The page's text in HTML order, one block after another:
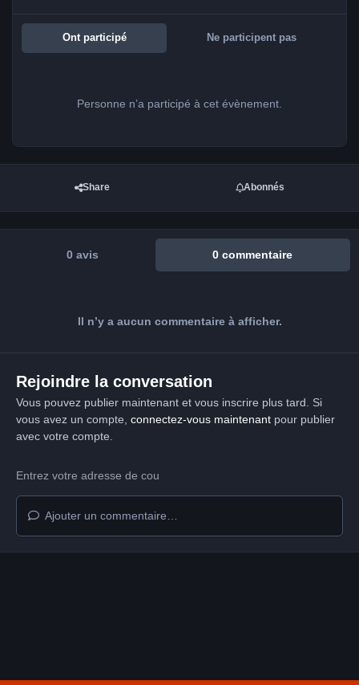
Ont participé Ne participent pas
Personne n’a participé à cet évènement.
Share Abonnés
0 avis 0 commentaire
Il n’y a aucun commentaire à afficher.
Rejoindre la conversation
Vous pouvez publier maintenant et vous inscrire plus tard. Si
vous avez un compte, connectez-vous maintenantpour publier
avec votre compte.
Ajouter un commentaire…